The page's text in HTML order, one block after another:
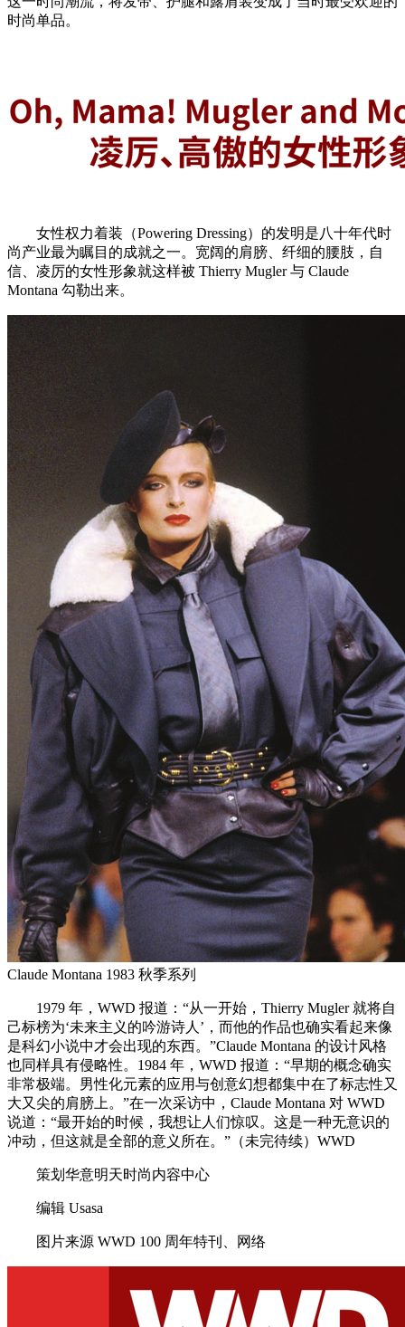
时尚单品。
女性权力着装（Powering Dressing）的发明是八十年代时
尚产业最为瞩目的成就之一。宽阔的肩膀、纤细的腰肢，自
信、凌厉的女性形象就这样被 Thierry Mugler 与 Claude
Montana 勾勒出来。
Claude Montana 1983 秋季系列
1979 年，WWD 报道：“从一开始，Thierry Mugler 就将自
己标榜为‘未来主义的吟游诗人’，而他的作品也确实看起来像
是科幻小说中才会出现的东西。”Claude Montana 的设计风格
也同样具有侵略性。1984 年，WWD 报道：“早期的概念确实
非常极端。男性化元素的应用与创意幻想都集中在了标志性又
大又尖的肩膀上。”在一次采访中，Claude Montana 对 WWD
说道：“最开始的时候，我想让人们惊叹。这是一种无意识的
冲动，但这就是全部的意义所在。”（未完待续）WWD
策划华意明天时尚内容中心
编辑 Usasa
图片来源 WWD 100 周年特刊、网络